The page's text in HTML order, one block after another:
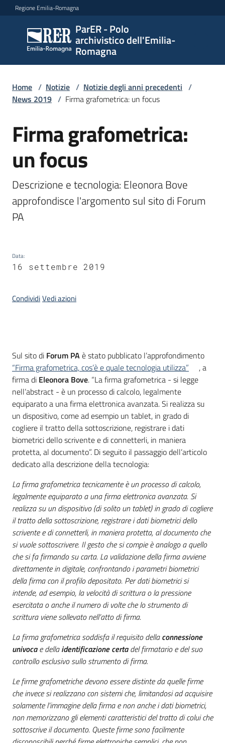
Vai al contenuto
Vai alla navigazione
Vai al footer
Regione Emilia-Romagna
ParER - Polo
archivistico dell'Emilia-
Romagna
ParER -
Polo
archivistico
Romagna
Polo
archivistico
Archivio
Conservazione
Argomenti
Seguici
su
Home / Notizie / Notizie degli anni precedenti /
News 2019 / Firma grafometrica: un focus
Salta al contenuto
Firma grafometrica:
un focus
Descrizione e tecnologia: Eleonora Bove
approfondisce l'argomento sul sito di Forum
PA
Data:
16 settembre 2019
CondividiVedi azioni
Introduzione
Sul sito di Forum PAè stato pubblicato l’approfondimento
“Firma grafometrica, cos’è e quale tecnologia utilizza”
, a
firma di Eleonora Bove. “La firma grafometrica - si legge
nell’abstract - è un processo di calcolo, legalmente
equiparato a una firma elettronica avanzata. Si realizza su
un dispositivo, come ad esempio un tablet, in grado di
cogliere il tratto della sottoscrizione, registrare i dati
biometrici dello scrivente e di connetterli, in maniera
protetta, al documento”. Di seguito il passaggio dell’articolo
dedicato alla descrizione della tecnologia:
La firma grafometrica tecnicamente è un processo di calcolo,
legalmente equiparato a una firma elettronica avanzata. Si
realizza su un dispositivo (di solito un tablet) in grado di cogliere
il tratto della sottoscrizione, registrare i dati biometrici dello
scrivente e di connetterli, in maniera protetta, al documento che
si vuole sottoscrivere. Il gesto che si compie è analogo a quello
che si fa firmando su carta. La validazione della firma avviene
direttamente in digitale, confrontando i parametri biometrici
della firma con il profilo depositato. Per dati biometrici si
intende, ad esempio, la velocità di scrittura o la pressione
esercitata o anche il numero di volte che lo strumento di
scrittura viene sollevato nell’atto di firma.
La firma grafometrica soddisfa il requisito dellaconnessione
univocae dellaidentificazione certadel firmatario e del suo
controllo esclusivo sullo strumento di firma.
Le firme grafometriche devono essere distinte da quelle firme
che invece si realizzano con sistemi che, limitandosi ad acquisire
solamente l’immagine della firma e non anche i dati biometrici,
non memorizzano gli elementi caratteristici del tratto di colui che
sottoscrive il documento. Queste firme sono facilmente